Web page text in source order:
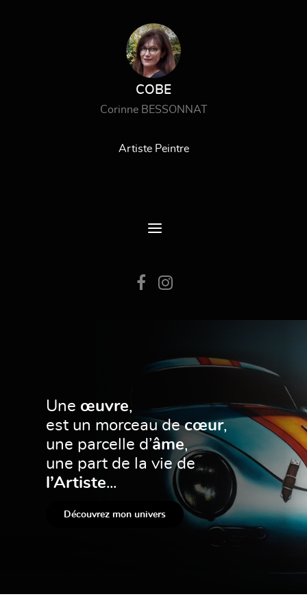
COBE
Corinne BESSONNAT
Artiste Peintre
Une œuvre,
est un morceau decœur,
une parcelle d’âme,
une part de la vie de
l’Artiste...
Découvrez mon univers